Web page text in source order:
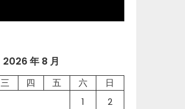
2026 年 8 月
三 四 五 六
日
1
2